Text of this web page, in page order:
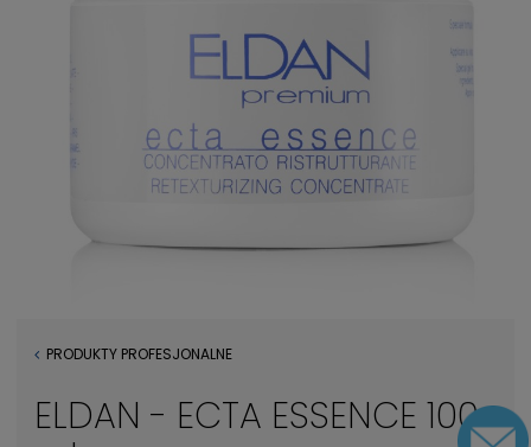
PRODUKTY PROFESJONALNE
ELDAN - ECTA ESSENCE 100